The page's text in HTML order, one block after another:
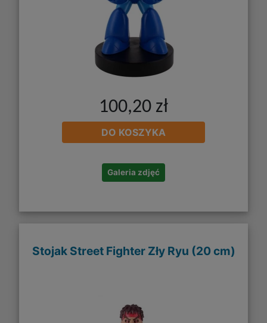
100,20 zł
DO KOSZYKA
Galeria zdjęć
Stojak Street Fighter Zły Ryu (20 cm)